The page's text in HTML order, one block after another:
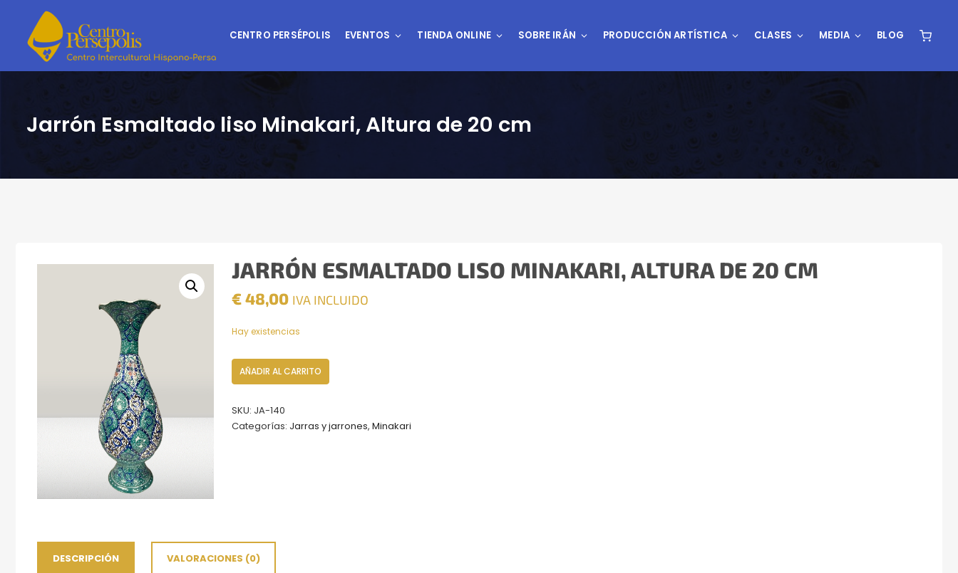
CENTRO PERSÉPOLIS EVENTOS TIENDA ONLINE SOBRE IRÁN PRODUCCIÓN ARTÍSTICA CLASES MEDIA BLOG
Jarrón Esmaltado liso Minakari, Altura de 20 cm
JARRÓN ESMALTADO LISO MINAKARI, ALTURA DE 20 CM
€48,00 IVA INCLUIDO
Hay existencias
Jarrón
Esmaltado
Minakari,
Altura
AÑADIR AL CARRITO
SKU: JA-140
Categorías: Jarras y jarrones, Minakari
DESCRIPCIÓN VALORACIONES (0)